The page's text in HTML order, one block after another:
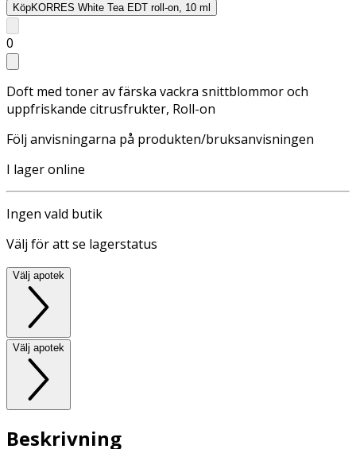
KöpKORRES White Tea EDT roll-on, 10 ml
0
Doft med toner av färska vackra snittblommor och
uppfriskande citrusfrukter, Roll-on
Följ anvisningarna på produkten/bruksanvisningen
I lager online
Ingen vald butik
Välj för att se lagerstatus
Välj apotek
Välj apotek
Beskrivning